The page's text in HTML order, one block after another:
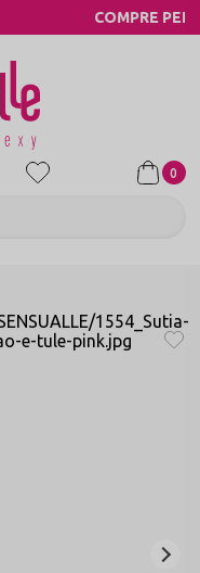
PELO WHATSAPP
0